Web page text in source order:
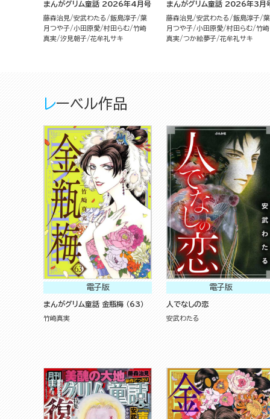
まんがグリム童話 2026年4月号
藤森治見 安武わたる 飯島淳子 葉
月つや子 小田原愛 村田らむ 竹崎
真実 汐見朝子 花牟礼サキ
まんがグリム童話 2026年3月
藤森治見 安武わたる 飯島淳子 葉
月つや子 小田原愛 村田らむ 竹崎
真実 つか絵夢子 花牟礼サキ
レーベル作品
電子版
まんがグリム童話 金瓶梅 （63）
竹崎真実
電子版
人でなしの恋
安武わたる